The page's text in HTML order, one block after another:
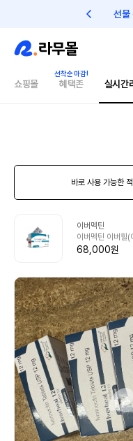
선물
쇼핑몰 혜택존 실시간
바로 사용 가능한
이버멕틴
이버멕틴 이버
68,000원